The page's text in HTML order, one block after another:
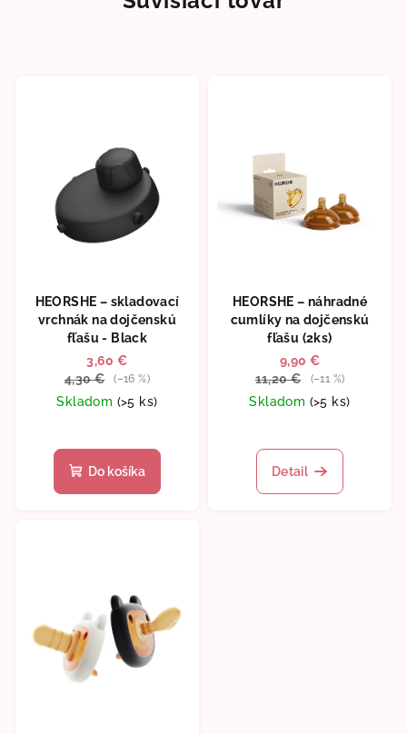
HEORSHE – skladovací
vrchnák na dojčenskú
fľašu - Black
3,60 €
4,30 €
(–16 %)
Skladom (>5 ks)
Do košíka
HEORSHE – náhradné
cumlíky na dojčenskú
fľašu (2ks)
9,90 €
11,20 €
(–11 %)
Skladom (>5 ks)
hodnotenie
produktu
Detail